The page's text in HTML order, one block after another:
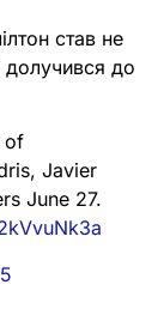
став не
долучився до
of
Javier
June 27.